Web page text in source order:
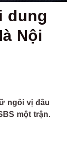
dung
Nội
ngôi vị đầu
một trận.